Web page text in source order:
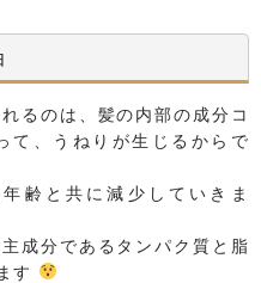
るのは、髪の内部の成分コ
て、うねりが生じるからで
齢と共に減少していきま
成分であるタンパク質と脂
す